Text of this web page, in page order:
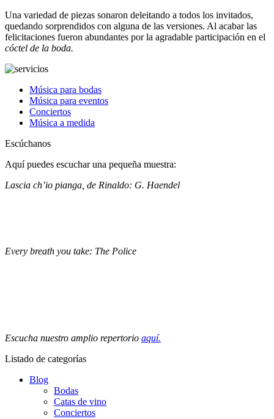
Una variedad de piezas sonaron deleitando a todos los invitados,
quedando sorprendidos con alguna de las versiones. Al acabar las
felicitaciones fueron abundantes por la agradable participación en el
cóctel de la boda.
Música para bodas
Música para eventos
Conciertos
Música a medida
Escúchanos
Aquí puedes escuchar una pequeña muestra:
Lascia ch’io pianga, de Rinaldo: G. Haendel
Every breath you take: The Police
Escucha nuestro amplio repertorio aquí.
Listado de categorías
Blog
Bodas
Catas de vino
Conciertos